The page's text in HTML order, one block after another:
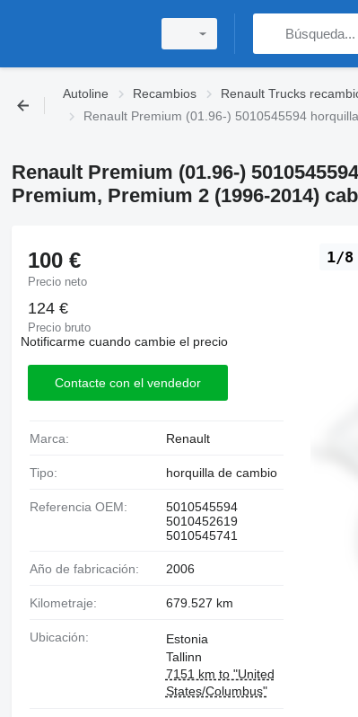
Autoline Recambios Renault Trucks
Renault Premium (01.96-) 5010545594
Renault Premium (01.96-)
Premium, Premium 2 (1996-2014)
1/8
100 €
Precio neto
124 €
Precio bruto
Notificarme cuando cambie el precio
Contacte con el vendedor
Marca: Renault
Tipo: horquilla de cambio
Referencia OEM:
5010545594
5010452619
5010545741
Año de fabricación: 2006
Kilometraje: 679.527 km
Ubicación:
Estonia
Tallinn
7151 km to "United
States/Columbus"